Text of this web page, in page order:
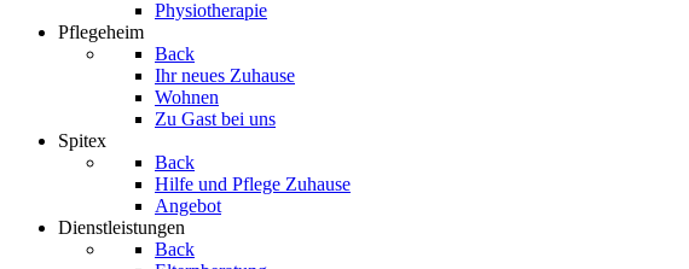
Physiotherapie
Pflegeheim
Back
Ihr neues Zuhause
Wohnen
Zu Gast bei uns
Spitex
Back
Hilfe und Pflege Zuhause
Angebot
Dienstleistungen
Back